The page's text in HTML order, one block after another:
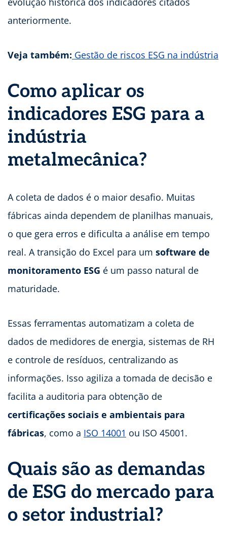
anteriormente.
Veja também: Gestão de riscos ESG na indústria
Como aplicar os
indicadores ESG para a
indústria
metalmecânica?
A coleta de dados é o maior desafio. Muitas
fábricas ainda dependem de planilhas manuais,
o que gera erros e dificulta a análise em tempo
real. A transição do Excel para um software de
monitoramento ESG é um passo natural de
maturidade.
Essas ferramentas automatizam a coleta de
dados de medidores de energia, sistemas de RH
e controle de resíduos, centralizando as
informações. Isso agiliza a tomada de decisão e
facilita a auditoria para obtenção de
certificações sociais e ambientais para
fábricas, como a ISO 14001 ou ISO 45001.
Quais são as demandas
de ESG do mercado para
o setor industrial?